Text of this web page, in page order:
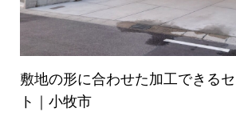
敷地の形に合わせた加工できる
ト｜小牧市